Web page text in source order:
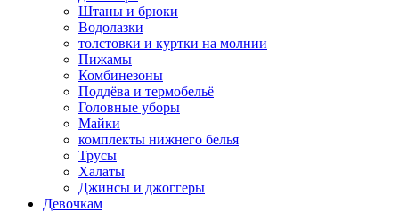
Штаны и брюки
Водолазки
толстовки и куртки на молнии
Пижамы
Комбинезоны
Поддёва и термобельё
Головные уборы
Майки
комплекты нижнего белья
Трусы
Халаты
Джинсы и джоггеры
Девочкам